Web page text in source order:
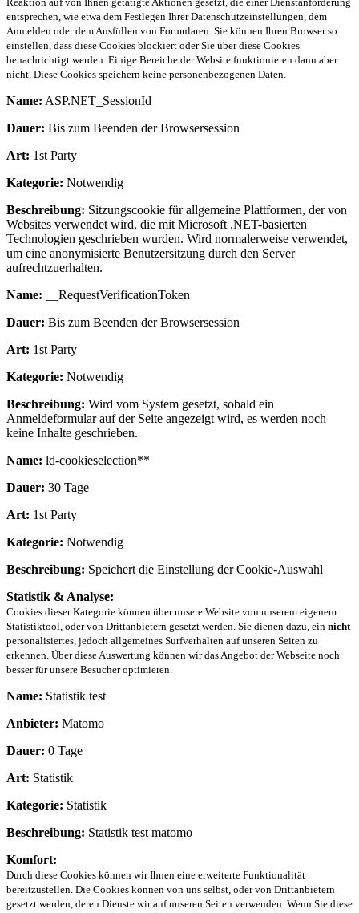
entsprechen, wie etwa dem Festlegen Ihrer Datenschutzeinstellungen, dem
Anmelden oder dem Ausfüllen von Formularen. Sie können Ihren Browser so
einstellen, dass diese Cookies blockiert oder Sie über diese Cookies
benachrichtigt werden. Einige Bereiche der Website funktionieren dann aber
nicht. Diese Cookies speichern keine personenbezogenen Daten.
Name: ASP.NET_SessionId
Dauer: Bis zum Beenden der Browsersession
Art: 1st Party
Kategorie: Notwendig
Beschreibung: Sitzungscookie für allgemeine Plattformen, der von
Websites verwendet wird, die mit Microsoft .NET-basierten
Technologien geschrieben wurden. Wird normalerweise verwendet,
um eine anonymisierte Benutzersitzung durch den Server
aufrechtzuerhalten.
Name: __RequestVerificationToken
Dauer: Bis zum Beenden der Browsersession
Art: 1st Party
Kategorie: Notwendig
Beschreibung: Wird vom System gesetzt, sobald ein
Anmeldeformular auf der Seite angezeigt wird, es werden noch
keine Inhalte geschrieben.
Name: ld-cookieselection**
Dauer: 30 Tage
Art: 1st Party
Kategorie: Notwendig
Beschreibung: Speichert die Einstellung der Cookie-Auswahl
Statistik & Analyse:
Cookies dieser Kategorie können über unsere Website von unserem eigenem
Statistiktool, oder von Drittanbietern gesetzt werden. Sie dienen dazu, ein nicht
personalisiertes, jedoch allgemeines Surfverhalten auf unseren Seiten zu
erkennen. Über diese Auswertung können wir das Angebot der Webseite noch
besser für unsere Besucher optimieren.
Name: Statistik test
Anbieter: Matomo
Dauer: 0 Tage
Art: Statistik
Kategorie: Statistik
Beschreibung: Statistik test matomo
Komfort:
Durch diese Cookies können wir Ihnen eine erweiterte Funktionalität
bereitzustellen. Die Cookies können von uns selbst, oder von Drittanbietern
gesetzt werden, deren Dienste wir auf unseren Seiten verwenden. Wenn Sie diese